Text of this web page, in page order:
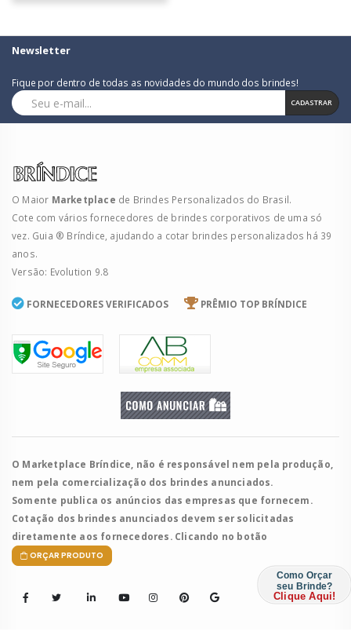
Newsletter
Fique por dentro de todas as novidades do mundo dos brindes!
CADASTRAR
O Maior Marketplace de Brindes Personalizados do Brasil.
Cote com vários fornecedores de brindes corporativos de uma só
vez. Guia ® Bríndice, ajudando a cotar brindes personalizados há 39
anos.
Versão: Evolution 9.8
FORNECEDORES VERIFICADOS PRÊMIO TOP BRÍNDICE
O Marketplace Bríndice, não é responsável nem pela produção,
nem pela comercialização dos brindes anunciados.
Somente publica os anúncios das empresas que fornecem.
Cotação dos brindes anunciados devem ser solicitadas
diretamente aos fornecedores. Clicando no botão
ORÇAR PRODUTO
Como Orçar
seu Brinde?
Clique Aqui!